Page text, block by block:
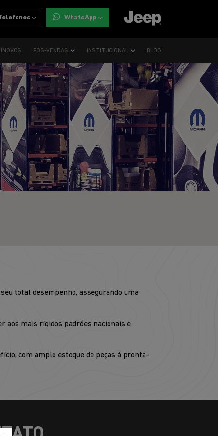
WhatsApp
PÓS-VENDAS INSTITUCIONAL BLOG
total desempenho, assegurando uma
aos mais rígidos padrões nacionais e
com amplo estoque de peças à pronta-